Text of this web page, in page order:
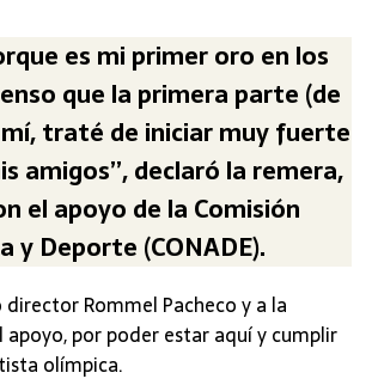
es mi primer oro en los
que la primera parte (de
traté de iniciar muy fuerte
amigos”, declaró la remera,
el apoyo de la Comisión
y Deporte (CONADE).
director Rommel Pacheco y a la
por poder estar aquí y cumplir
olímpica.